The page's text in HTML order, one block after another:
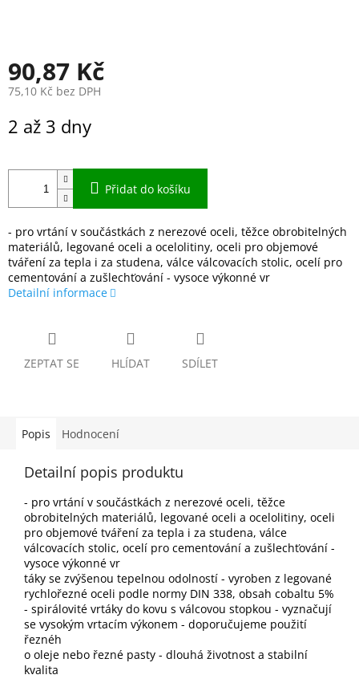
90,87 Kč
75,10 Kč bez DPH
cena:
2 až 3 dny
Přidat do košíku
- pro vrtání v součástkách z nerezové oceli, těžce obrobitelných
materiálů, legované oceli a ocelolitiny, oceli pro objemové
tváření za tepla i za studena, válce válcovacích stolic, ocelí pro
cementování a zušlechťování - vysoce výkonné vr
Detailní informace
ZEPTAT SE HLÍDAT SDÍLET
Popis Hodnocení
Detailní popis produktu
- pro vrtání v součástkách z nerezové oceli, těžce
obrobitelných materiálů, legované oceli a ocelolitiny, oceli
pro objemové tváření za tepla i za studena, válce
válcovacích stolic, ocelí pro cementování a zušlechťování -
vysoce výkonné vr
táky se zvýšenou tepelnou odolností - vyroben z legované
rychlořezné oceli podle normy DIN 338, obsah cobaltu 5%
- spirálovité vrtáky do kovu s válcovou stopkou - vyznačují
se vysokým vrtacím výkonem - doporučujeme použití
řeznéh
o oleje nebo řezné pasty - dlouhá životnost a stabilní
kvalita